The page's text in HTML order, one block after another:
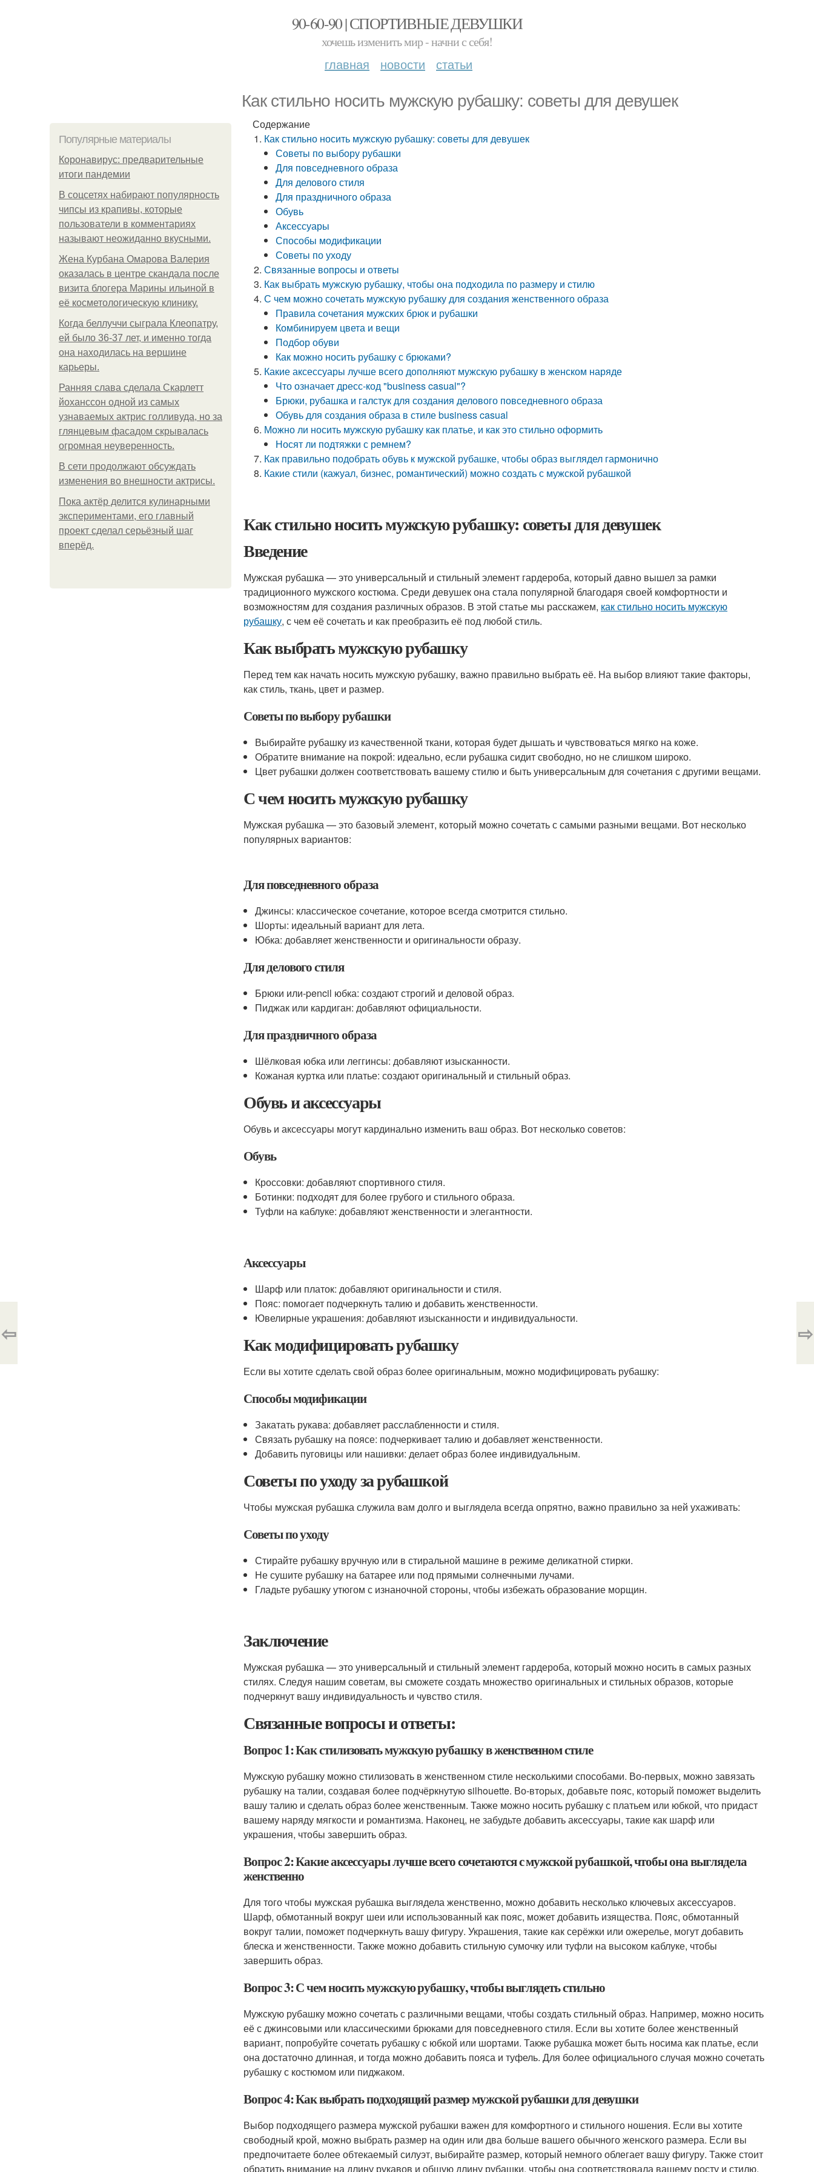
90-60-90 | СПОРТИВНЫЕ ДЕВУШКИ
хочешь изменить мир - начни с себя!
главная новости статьи
Как стильно носить мужскую рубашку: советы для девушек
Популярные материалы
Коронавирус: предварительные
итоги пандемии
В соцсетях набирают популярность
чипсы из крапивы, которые
пользователи в комментариях
называют неожиданно вкусными.
Жена Курбана Омарова Валерия
оказалась в центре скандала после
визита блогера Марины ильиной в
её косметологическую клинику.
Когда беллуччи сыграла Клеопатру,
ей было 36-37 лет, и именно тогда
она находилась на вершине
карьеры.
Ранняя слава сделала Скарлетт
йоханссон одной из самых
узнаваемых актрис голливуда, но за
глянцевым фасадом скрывалась
огромная неуверенность.
В сети продолжают обсуждать
изменения во внешности актрисы.
Пока актёр делится кулинарными
экспериментами, его главный
проект сделал серьёзный шаг
вперёд.
Содержание
Как стильно носить мужскую рубашку: советы для девушек
Советы по выбору рубашки
Для повседневного образа
Для делового стиля
Для праздничного образа
Обувь
Аксессуары
Способы модификации
Советы по уходу
Связанные вопросы и ответы
Как выбрать мужскую рубашку, чтобы она подходила по размеру и стилю
С чем можно сочетать мужскую рубашку для создания женственного образа
Правила сочетания мужских брюк и рубашки
Комбинируем цвета и вещи
Подбор обуви
Как можно носить рубашку с брюками?
Какие аксессуары лучше всего дополняют мужскую рубашку в женском наряде
Что означает дресс-код "business casual"?
Брюки, рубашка и галстук для создания делового повседневного образа
Обувь для создания образа в стиле business casual
Можно ли носить мужскую рубашку как платье, и как это стильно оформить
Носят ли подтяжки с ремнем?
Как правильно подобрать обувь к мужской рубашке, чтобы образ выглядел гармонично
Какие стили (кажуал, бизнес, романтический) можно создать с мужской рубашкой
Как стильно носить мужскую рубашку: советы для девушек
Введение
Мужская рубашка — это универсальный и стильный элемент гардероба, который давно вышел за рамки
традиционного мужского костюма. Среди девушек она стала популярной благодаря своей комфортности и
возможностям для создания различных образов. В этой статье мы расскажем, как стильно носить мужскую
рубашку, с чем её сочетать и как преобразить её под любой стиль.
Как выбрать мужскую рубашку
Перед тем как начать носить мужскую рубашку, важно правильно выбрать её. На выбор влияют такие факторы,
как стиль, ткань, цвет и размер.
Советы по выбору рубашки
Выбирайте рубашку из качественной ткани, которая будет дышать и чувствоваться мягко на коже.
Обратите внимание на покрой: идеально, если рубашка сидит свободно, но не слишком широко.
Цвет рубашки должен соответствовать вашему стилю и быть универсальным для сочетания с другими вещами.
С чем носить мужскую рубашку
Мужская рубашка — это базовый элемент, который можно сочетать с самыми разными вещами. Вот несколько
популярных вариантов:
Для повседневного образа
Джинсы: классическое сочетание, которое всегда смотрится стильно.
Шорты: идеальный вариант для лета.
Юбка: добавляет женственности и оригинальности образу.
Для делового стиля
Брюки или-pencil юбка: создают строгий и деловой образ.
Пиджак или кардиган: добавляют официальности.
Для праздничного образа
Шёлковая юбка или леггинсы: добавляют изысканности.
Кожаная куртка или платье: создают оригинальный и стильный образ.
Обувь и аксессуары
Обувь и аксессуары могут кардинально изменить ваш образ. Вот несколько советов:
Обувь
Кроссовки: добавляют спортивного стиля.
Ботинки: подходят для более грубого и стильного образа.
Туфли на каблуке: добавляют женственности и элегантности.
Аксессуары
Шарф или платок: добавляют оригинальности и стиля.
Пояс: помогает подчеркнуть талию и добавить женственности.
Ювелирные украшения: добавляют изысканности и индивидуальности.
Как модифицировать рубашку
Если вы хотите сделать свой образ более оригинальным, можно модифицировать рубашку:
Способы модификации
Закатать рукава: добавляет расслабленности и стиля.
Связать рубашку на поясе: подчеркивает талию и добавляет женственности.
Добавить пуговицы или нашивки: делает образ более индивидуальным.
Советы по уходу за рубашкой
Чтобы мужская рубашка служила вам долго и выглядела всегда опрятно, важно правильно за ней ухаживать:
Советы по уходу
Стирайте рубашку вручную или в стиральной машине в режиме деликатной стирки.
Не сушите рубашку на батарее или под прямыми солнечными лучами.
Гладьте рубашку утюгом с изнаночной стороны, чтобы избежать образование морщин.
Заключение
Мужская рубашка — это универсальный и стильный элемент гардероба, который можно носить в самых разных
стилях. Следуя нашим советам, вы сможете создать множество оригинальных и стильных образов, которые
подчеркнут вашу индивидуальность и чувство стиля.
Связанные вопросы и ответы:
Вопрос 1: Как стилизовать мужскую рубашку в женственном стиле
Мужскую рубашку можно стилизовать в женственном стиле несколькими способами. Во-первых, можно завязать
рубашку на талии, создавая более подчёркнутую silhouette. Во-вторых, добавьте пояс, который поможет выделить
вашу талию и сделать образ более женственным. Также можно носить рубашку с платьем или юбкой, что придаст
вашему наряду мягкости и романтизма. Наконец, не забудьте добавить аксессуары, такие как шарф или
украшения, чтобы завершить образ.
Вопрос 2: Какие аксессуары лучше всего сочетаются с мужской рубашкой, чтобы она выглядела
женственно
Для того чтобы мужская рубашка выглядела женственно, можно добавить несколько ключевых аксессуаров.
Шарф, обмотанный вокруг шеи или использованный как пояс, может добавить изящества. Пояс, обмотанный
вокруг талии, поможет подчеркнуть вашу фигуру. Украшения, такие как серёжки или ожерелье, могут добавить
блеска и женственности. Также можно добавить стильную сумочку или туфли на высоком каблуке, чтобы
завершить образ.
Вопрос 3: С чем носить мужскую рубашку, чтобы выглядеть стильно
Мужскую рубашку можно сочетать с различными вещами, чтобы создать стильный образ. Например, можно носить
её с джинсовыми или классическими брюками для повседневного стиля. Если вы хотите более женственный
вариант, попробуйте сочетать рубашку с юбкой или шортами. Также рубашка может быть носима как платье, если
она достаточно длинная, и тогда можно добавить пояса и туфель. Для более официального случая можно сочетать
рубашку с костюмом или пиджаком.
Вопрос 4: Как выбрать подходящий размер мужской рубашки для девушки
Выбор подходящего размера мужской рубашки важен для комфортного и стильного ношения. Если вы хотите
свободный крой, можно выбрать размер на один или два больше вашего обычного женского размера. Если вы
предпочитаете более обтекаемый силуэт, выбирайте размер, который немного облегает вашу фигуру. Также стоит
обратить внимание на длину рукавов и общую длину рубашки, чтобы она соответствовала вашему росту и стилю.
⇦ ⇨